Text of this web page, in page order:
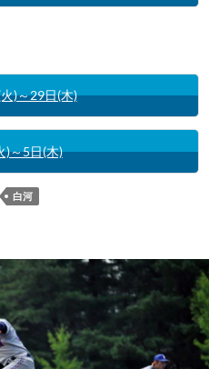
)～29日(木)
～5日(木)
白河